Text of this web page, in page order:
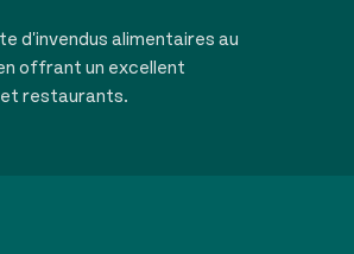
d'invendus alimentaires au
offrant un excellent
restaurants.